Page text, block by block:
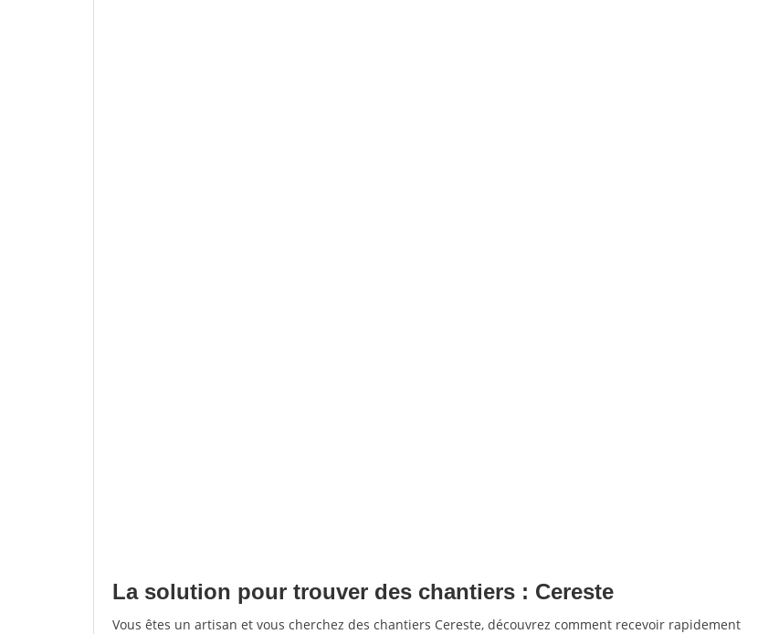
La solution pour trouver des chantiers : Cereste
Vous êtes un artisan et vous cherchez des chantiers Cereste, découvrez comment recevoir rapidement